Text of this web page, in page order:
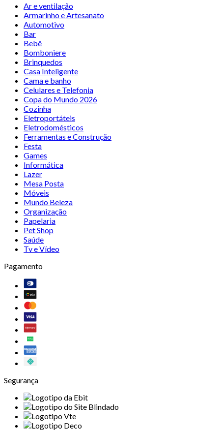
Ar e ventilação
Armarinho e Artesanato
Automotivo
Bar
Bebê
Bomboniere
Brinquedos
Casa Inteligente
Cama e banho
Celulares e Telefonia
Copa do Mundo 2026
Cozinha
Eletroportáteis
Eletrodomésticos
Ferramentas e Construção
Festa
Games
Informática
Lazer
Mesa Posta
Móveis
Mundo Beleza
Organização
Papelaria
Pet Shop
Saúde
Tv e Vídeo
Pagamento
Segurança